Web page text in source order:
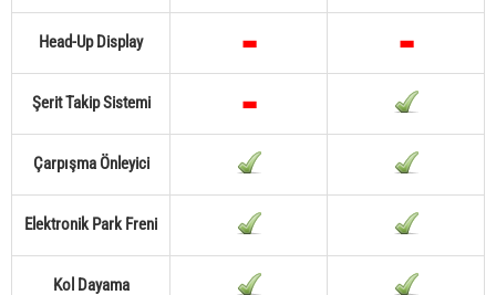
Head-Up Display
Şerit Takip Sistemi
Çarpışma Önleyici
Elektronik Park Freni
Kol Dayama